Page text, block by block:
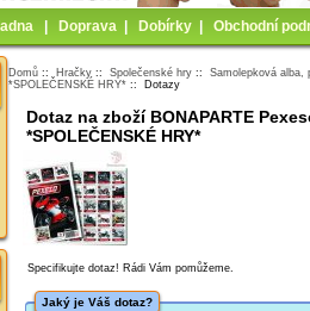
Doprava Dobírky Obchodní
Domů :: Hračky ::Společenské hry ::Samolepková alba,
*SPOLEČENSKÉ HRY* :: Dotazy
Dotaz na zboží BONAPARTE
*SPOLEČENSKÉ HRY*
Specifikujte dotaz! Rádi Vám pomůžeme.
Jaký je Váš dotaz?